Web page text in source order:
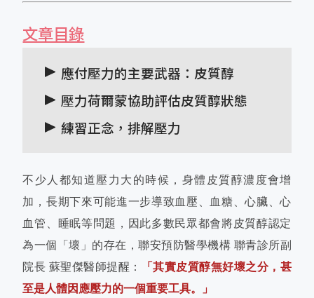
文章目錄
應付壓力的主要武器：皮質醇
壓力荷爾蒙協助評估皮質醇狀態
練習正念，排解壓力
不少人都知道壓力大的時候，身體皮質醇濃度會增
加，長期下來可能進一步導致血壓、血糖、心臟、心
血管、睡眠等問題，因此多數民眾都會將皮質醇認定
為一個「壞」的存在，聯安預防醫學機構 聯青診所副
院長 蘇聖傑醫師提醒：
「其實皮質醇無好壞之分，甚
至是人體因應壓力的一個重要工具。」